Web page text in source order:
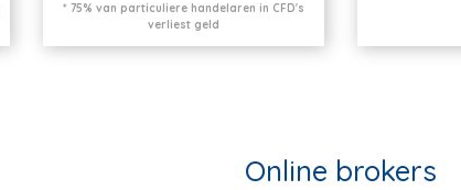
* 75% van particuliere handelaren in CFD's
verliest geld
Online brokers